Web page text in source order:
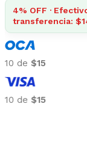
4% OFF ·
transferencia:
10 de $15
10 de $15